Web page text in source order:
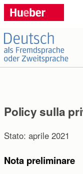
Policy sulla
Stato: aprile 2021
Nota preliminare
Sie haben
Sig.ra
Sig